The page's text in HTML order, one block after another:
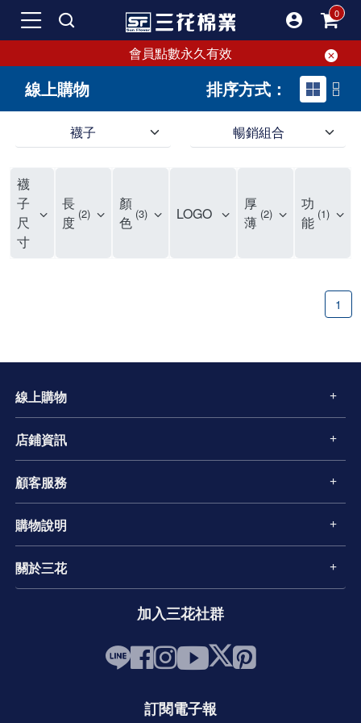
會員點數永久有效
線上購物 排序方式：
襪子 暢銷組合
襪
子
尺
寸
長
度 2
顏
色 3 LOGO
厚
薄 2
功
能 1
1
線上購物
店鋪資訊
顧客服務
購物說明
關於三花
加入三花社群
訂閱電子報